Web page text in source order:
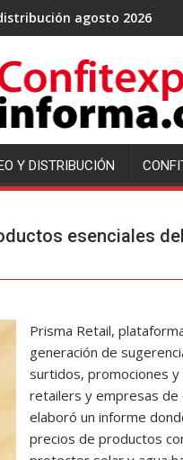
agosto 2026
Y DISTRIBUCIÓN
esenciales
Prisma Retail,
generación de
surtidos, promociones y
retailers y empresas de
elaboró un informe
precios de productos